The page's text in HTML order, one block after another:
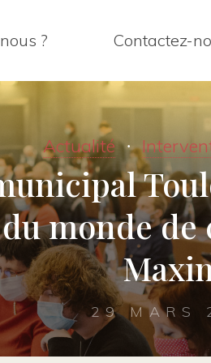
? Contactez-
Actualité
monde
29 MARS